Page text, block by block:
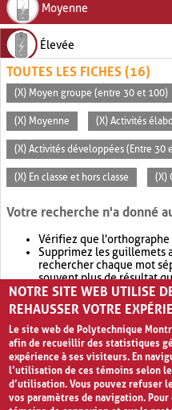
Moyenne
Élevée
TOUTES LES FICHES (16)
(X) Moyen groupe (entre 30 et 100)
(X) Moyenne (X) Activités
(X) Activités développées (Entre 30
(X) En classe et hors classe (X)
Votre recherche n'a donné
Vérifiez que l'orthographe
Supprimez les guillemets
rechercher chaque mot
souvent plus de résultat
Envisagez d'élargir votre
retournera souvent plus
NOTRE SITE WEB UTILISE
REHAUSSER VOTRE
Le site web de Polytechnique
afin de recueillir des statistiques
expérience à ses visiteurs. En
l’utilisation de ces témoins selon
d’utilisation. Vous pouvez refuser
vos paramètres de navigation.